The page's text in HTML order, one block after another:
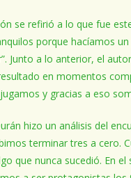
se refirió a lo que fue
porque hacíamos
Junto a lo anterior, el
en momentos
y gracias a eso
hizo un análisis del
terminar tres a cero.
que nunca sucedió. En